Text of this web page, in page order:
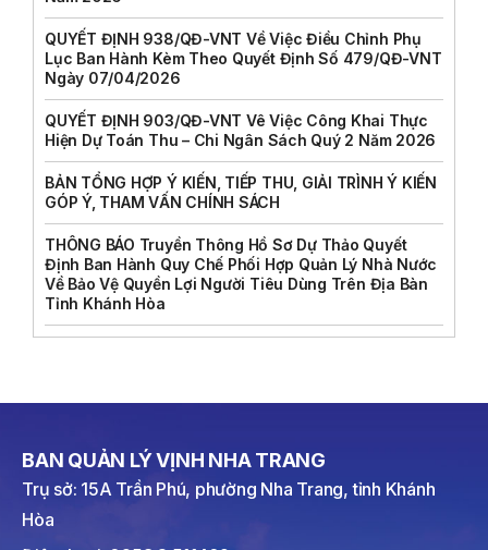
QUYẾT ĐỊNH 938/QĐ-VNT Về Việc Điều Chỉnh Phụ
Lục Ban Hành Kèm Theo Quyết Định Số 479/QĐ-VNT
Ngày 07/04/2026
QUYẾT ĐỊNH 903/QĐ-VNT Vê Việc Công Khai Thực
Hiện Dự Toán Thu – Chi Ngân Sách Quý 2 Năm 2026
BẢN TỔNG HỢP Ý KIẾN, TIẾP THU, GIẢI TRÌNH Ý KIẾN
GÓP Ý, THAM VẤN CHÍNH SÁCH
THÔNG BÁO Truyền Thông Hồ Sơ Dự Thảo Quyết
Định Ban Hành Quy Chế Phối Hợp Quản Lý Nhà Nước
Về Bảo Vệ Quyền Lợi Người Tiêu Dùng Trên Địa Bàn
Tỉnh Khánh Hòa
BAN QUẢN LÝ VỊNH NHA TRANG
Trụ sở: 15A Trần Phú, phường Nha Trang, tỉnh Khánh
Hòa